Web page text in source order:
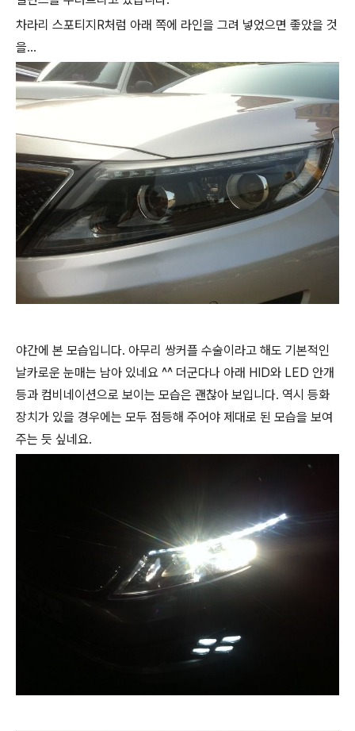
차라리 스포티지R처럼 아래 쪽에 라인을 그려 넣었으면 좋았을 것
을...
야간에 본 모습입니다. 아무리 쌍커플 수술이라고 해도 기본적인
날카로운 눈매는 남아 있네요 ^^ 더군다나 아래 HID와 LED 안개
등과 컴비네이션으로 보이는 모습은 괜찮아 보입니다. 역시 등화
장치가 있을 경우에는 모두 점등해 주어야 제대로 된 모습을 보여
주는 듯 싶네요.